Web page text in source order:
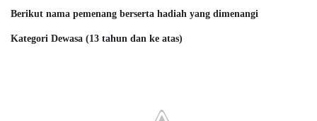
Berikut nama pemenang berserta hadiah yang dimenangi
Kategori Dewasa (13 tahun dan ke atas)